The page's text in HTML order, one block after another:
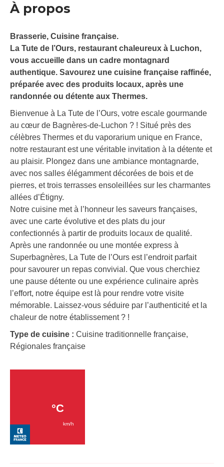
À propos
Brasserie, Cuisine française.
La Tute de l’Ours, restaurant chaleureux à Luchon,
vous accueille dans un cadre montagnard
authentique. Savourez une cuisine française raffinée,
préparée avec des produits locaux, après une
randonnée ou détente aux Thermes.
Bienvenue à La Tute de l’Ours, votre escale gourmande
au cœur de Bagnères-de-Luchon ? ! Situé près des
célèbres Thermes et du vaporarium unique en France,
notre restaurant est une véritable invitation à la détente et
au plaisir. Plongez dans une ambiance montagnarde,
avec nos salles élégamment décorées de bois et de
pierres, et trois terrasses ensoleillées sur les charmantes
allées d’Étigny.
Notre cuisine met à l’honneur les saveurs françaises,
avec une carte évolutive et des plats du jour
confectionnés à partir de produits locaux de qualité.
Après une randonnée ou une montée express à
Superbagnères, La Tute de l’Ours est l’endroit parfait
pour savourer un repas convivial. Que vous cherchiez
une pause détente ou une expérience culinaire après
l’effort, notre équipe est là pour rendre votre visite
mémorable. Laissez-vous séduire par l’authenticité et la
chaleur de notre établissement ? !
Type de cuisine : Cuisine traditionnelle française,
Régionales française